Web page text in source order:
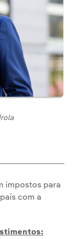
impostos para
com a